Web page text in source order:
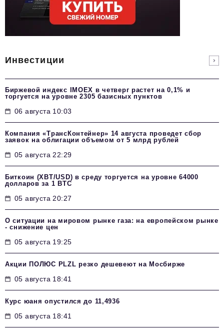
Инвестиции
Биржевой индекс IMOEX в четверг растет на 0,1% и
торгуется на уровне 2305 базисных пунктов
06 августа 10:03
Компания «ТрансКонтейнер» 14 августа проведет сбор
заявок на облигации объемом от 5 млрд рублей
05 августа 22:29
Биткоин (XBT/USD) в среду торгуется на уровне 64000
долларов за 1 BTC
05 августа 20:27
О ситуации на мировом рынке газа: на европейском рынке
- снижение цен
05 августа 19:25
Акции ПОЛЮС PLZL резко дешевеют на Мосбирже
05 августа 18:41
Курс юаня опустился до 11,4936
05 августа 18:41